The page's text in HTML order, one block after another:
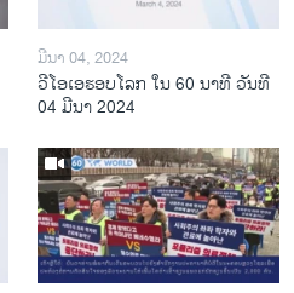
ມີນາ 04, 2024
ວີໂອເອຮອບໂລກ ໃນ 60 ນາທີ ວັນທີ
04 ມີນາ 2024